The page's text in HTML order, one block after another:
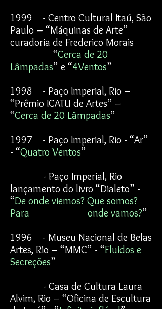
1999 - Centro Cultural Itaú, São
Paulo – “Máquinas de Arte”
curadoria de Frederico Morais
“Cerca de 20
Lâmpadas” e “4Ventos”
1998 - Paço Imperial, Rio –
“Prêmio ICATU de Artes” –
“Cerca de 20 Lâmpadas”
1997 - Paço Imperial, Rio - “Ar”
- “Quatro Ventos”
- Paço Imperial, Rio
lançamento do livro “Dialeto” -
“De onde viemos? Que somos?
Para onde vamos?”
1996 - Museu Nacional de Belas
Artes, Rio – “MMC” - “Fluidos e
Secreções”
- Casa de Cultura Laura
Alvim, Rio – “Oficina de Escultura